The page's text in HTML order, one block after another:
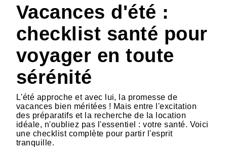
Vacances d'été :
checklist santé pour
voyager en toute
sérénité
L'été approche et avec lui, la promesse de
vacances bien méritées ! Mais entre l'excitation
des préparatifs et la recherche de la location
idéale, n'oubliez pas l'essentiel : votre santé. Voici
une checklist complète pour partir l'esprit
tranquille.